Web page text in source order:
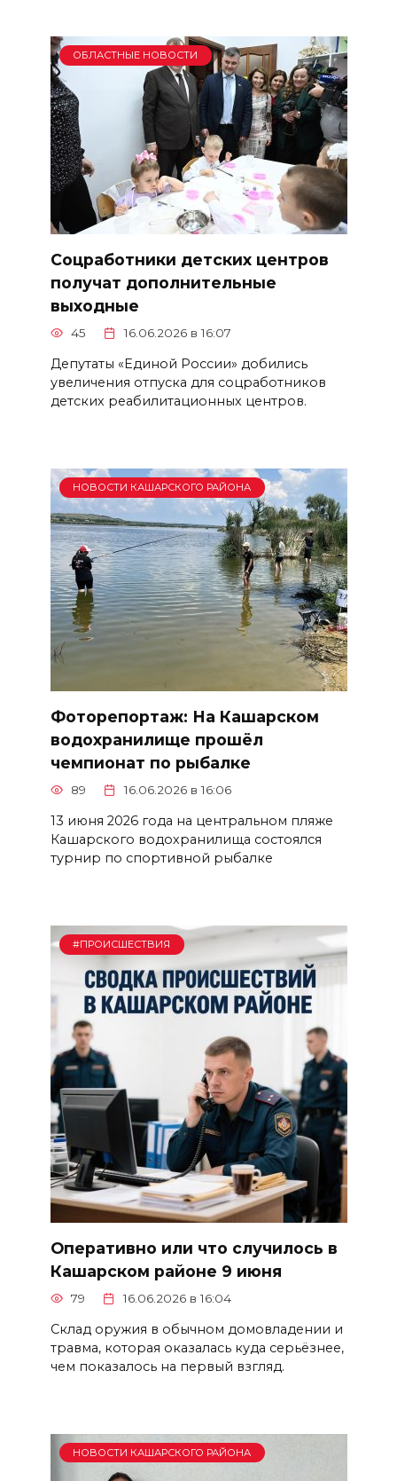
ОБЛАСТНЫЕ НОВОСТИ
Соцработники детских центров
получат дополнительные
выходные
45 16.06.2026 в 16:07
Депутаты «Единой России» добились
увеличения отпуска для соцработников
детских реабилитационных центров.
НОВОСТИ КАШАРСКОГО РАЙОНА
Фоторепортаж: На Кашарском
водохранилище прошёл
чемпионат по рыбалке
89 16.06.2026 в 16:06
13 июня 2026 года на центральном пляже
Кашарского водохранилища состоялся
турнир по спортивной рыбалке
#ПРОИСШЕСТВИЯ
Оперативно или что случилось в
Кашарском районе 9 июня
79 16.06.2026 в 16:04
Склад оружия в обычном домовладении и
травма, которая оказалась куда серьёзнее,
чем показалось на первый взгляд.
НОВОСТИ КАШАРСКОГО РАЙОНА